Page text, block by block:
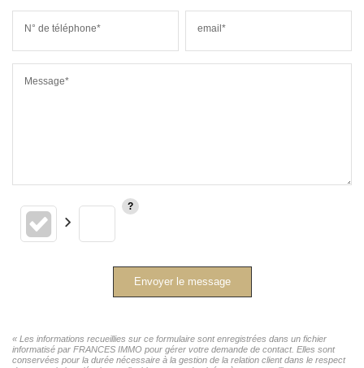
N° de téléphone* email*
Message*
Envoyer le message
« Les informations recueillies sur ce formulaire sont enregistrées dans un fichier
informatisé par FRANCES IMMO pour gérer votre demande de contact. Elles sont
conservées pour la durée nécessaire à la gestion de la relation client dans le respect